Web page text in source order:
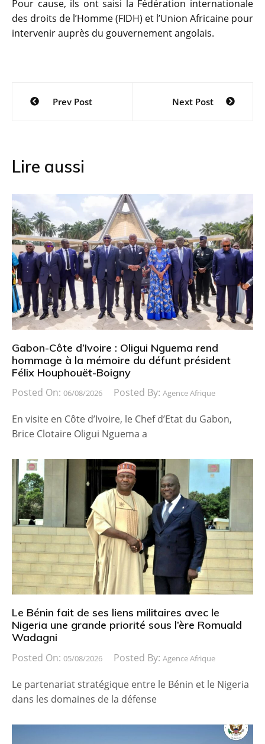
Pour cause, ils ont saisi la Fédération internationale
des droits de l’Homme (FIDH) et l’Union Africaine pour
intervenir auprès du gouvernement angolais.
Navigation
Prev Post Next Post
Lire aussi
Gabon-Côte d’Ivoire : Oligui Nguema rend
hommage à la mémoire du défunt président
Félix Houphouët-Boigny
Posted On: 06/08/2026 Posted By: Agence Afrique
En visite en Côte d’Ivoire, le Chef d’Etat du Gabon,
Brice Clotaire Oligui Nguema a
Le Bénin fait de ses liens militaires avec le
Nigeria une grande priorité sous l’ère Romuald
Wadagni
Posted On: 05/08/2026 Posted By: Agence Afrique
Le partenariat stratégique entre le Bénin et le Nigeria
dans les domaines de la défense